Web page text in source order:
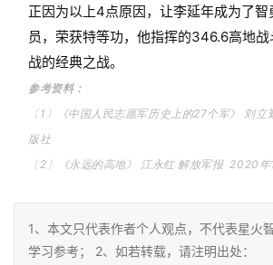
正因为以上4点原因，让李延年成为了
员，荣获特等功，他指挥的346.6高地
战的经典之战。
参考资料：
〔1〕《中国人民志愿军历史上的27个军》 刘
版社
〔2〕《永远的高地》 江永红 解放军报 2020
1、本文只代表作者个人观点，不代表星火
学习参考； 2、如若转载，请注明出处：